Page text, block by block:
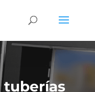
tuberías